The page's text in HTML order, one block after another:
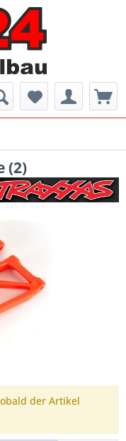
(2)
der Artikel